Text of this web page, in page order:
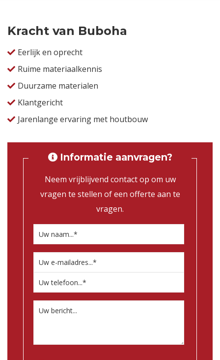
Kracht van Buboha
Eerlijk en oprecht
Ruime materiaalkennis
Duurzame materialen
Klantgericht
Jarenlange ervaring met houtbouw
Informatie aanvragen?
Neem vrijblijvend contact op om uw
vragen te stellen of een offerte aan te
vragen.